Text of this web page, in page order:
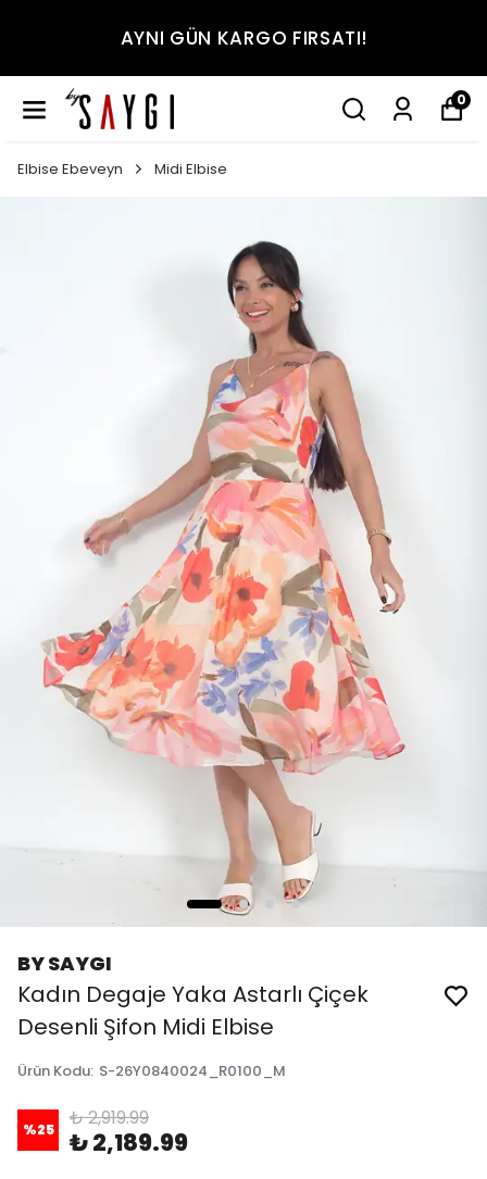
AYNI GÜN KARGO FIRSATI!
0
Elbise Ebeveyn Midi Elbise
BY SAYGI
Kadın Degaje Yaka Astarlı Çiçek
Desenli Şifon Midi Elbise
Ürün Kodu: S-26Y0840024_R0100_M
%25 ₺ 2,919.99
₺ 2,189.99